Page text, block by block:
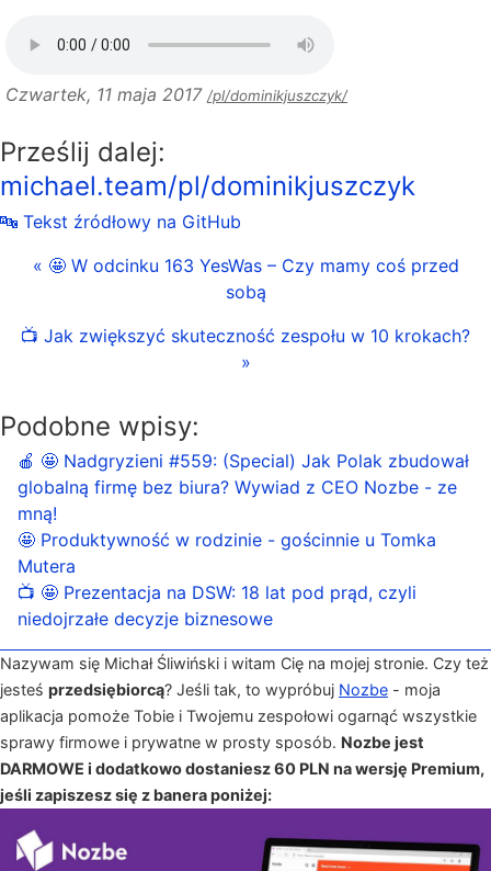
Czwartek, 11 maja 2017 /pl/dominikjuszczyk/
Prześlij dalej:
michael.team/pl/dominikjuszczyk
🔤 Tekst źródłowy na GitHub
« 🤩 W odcinku 163 YesWas – Czy mamy coś przed
sobą
📺 Jak zwiększyć skuteczność zespołu w 10 krokach?
»
Podobne wpisy:
🍎 🤩 Nadgryzieni #559: (Special) Jak Polak zbudował
globalną firmę bez biura? Wywiad z CEO Nozbe - ze
mną!
🤩 Produktywność w rodzinie - gościnnie u Tomka
Mutera
📺 🤩 Prezentacja na DSW: 18 lat pod prąd, czyli
niedojrzałe decyzje biznesowe
Nazywam się Michał Śliwiński i witam Cię na mojej stronie. Czy też
jesteś przedsiębiorcą? Jeśli tak, to wypróbuj Nozbe - moja
aplikacja pomoże Tobie i Twojemu zespołowi ogarnąć wszystkie
sprawy firmowe i prywatne w prosty sposób. Nozbe jest
DARMOWE i dodatkowo dostaniesz 60 PLN na wersję Premium,
jeśli zapiszesz się z banera poniżej: